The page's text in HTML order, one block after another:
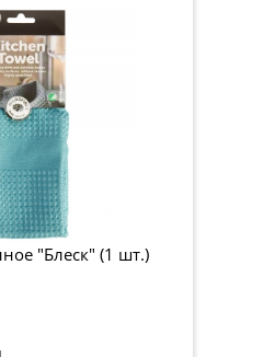
"Блеск" (1 шт.)